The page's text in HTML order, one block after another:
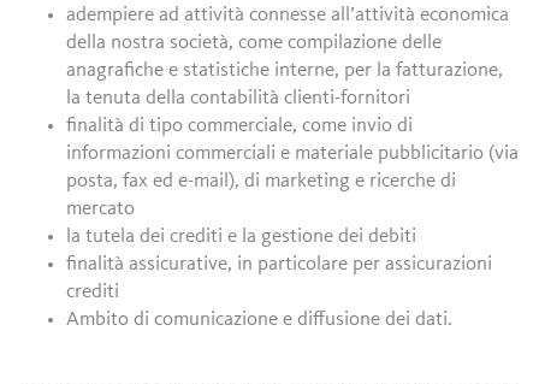
adempiere ad attività connesse all’attività economica
della nostra società, come compilazione delle
anagrafiche e statistiche interne, per la fatturazione,
la tenuta della contabilità clienti-fornitori
finalità di tipo commerciale, come invio di
informazioni commerciali e materiale pubblicitario (via
posta, fax ed e-mail), di marketing e ricerche di
mercato
la tutela dei crediti e la gestione dei debiti
finalità assicurative, in particolare per assicurazioni
crediti
Ambito di comunicazione e diffusione dei dati.